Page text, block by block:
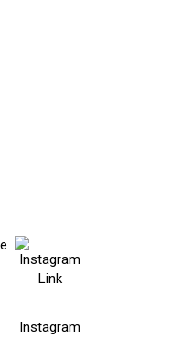
Instagram